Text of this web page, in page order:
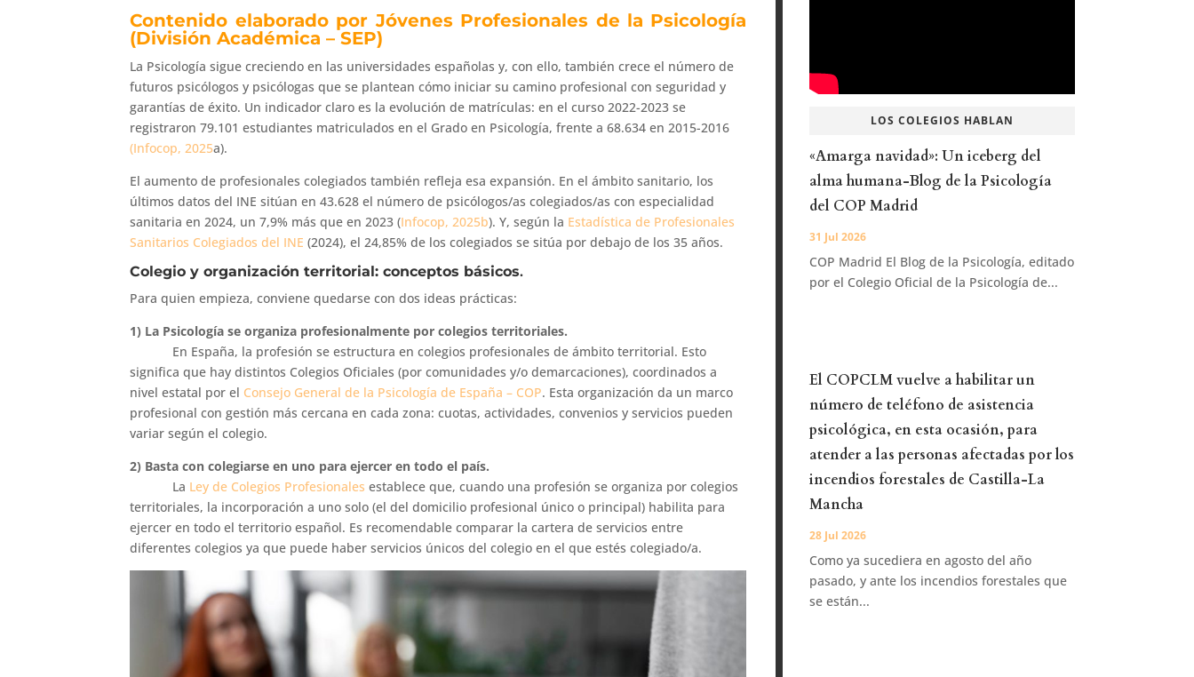
Contenido elaborado por Jóvenes Profesionales de la Psicología
(División Académica – SEP)
La Psicología sigue creciendo en las universidades españolas y, con ello, también crece el número de
futuros psicólogos y psicólogas que se plantean cómo iniciar su camino profesional con seguridad y
garantías de éxito. Un indicador claro es la evolución de matrículas: en el curso 2022-2023 se
registraron 79.101 estudiantes matriculados en el Grado en Psicología, frente a 68.634 en 2015-2016
(Infocop, 2025a).
El aumento de profesionales colegiados también refleja esa expansión. En el ámbito sanitario, los
últimos datos del INE sitúan en 43.628 el número de psicólogos/as colegiados/as con especialidad
sanitaria en 2024, un 7,9% más que en 2023 (Infocop, 2025b). Y, según la Estadística de Profesionales
Sanitarios Colegiados del INE (2024), el 24,85% de los colegiados se sitúa por debajo de los 35 años.
Colegio y organización territorial: conceptos básicos.
Para quien empieza, conviene quedarse con dos ideas prácticas:
1) La Psicología se organiza profesionalmente por colegios territoriales.
En España, la profesión se estructura en colegios profesionales de ámbito territorial. Esto
significa que hay distintos Colegios Oficiales (por comunidades y/o demarcaciones), coordinados a
nivel estatal por el Consejo General de la Psicología de España – COP. Esta organización da un marco
profesional con gestión más cercana en cada zona: cuotas, actividades, convenios y servicios pueden
variar según el colegio.
2) Basta con colegiarse en uno para ejercer en todo el país.
La Ley de Colegios Profesionales establece que, cuando una profesión se organiza por colegios
territoriales, la incorporación a uno solo (el del domicilio profesional único o principal) habilita para
ejercer en todo el territorio español. Es recomendable comparar la cartera de servicios entre
diferentes colegios ya que puede haber servicios únicos del colegio en el que estés colegiado/a.
LOS COLEGIOS HABLAN
«Amarga navidad»: Un iceberg del
alma humana-Blog de la Psicología
del COP Madrid
31 Jul 2026
COP Madrid El Blog de la Psicología, editado
por el Colegio Oficial de la Psicología de...
El COPCLM vuelve a habilitar un
número de teléfono de asistencia
psicológica, en esta ocasión, para
atender a las personas afectadas por los
incendios forestales de Castilla-La
Mancha
28 Jul 2026
Como ya sucediera en agosto del año
pasado, y ante los incendios forestales que
se están...